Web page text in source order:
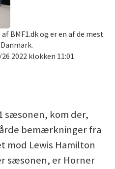
BMF1.dk og er en af de mest
26 2022 klokken 11:01
sæsonen, kom der,
bemærkninger fra
mod Lewis Hamilton
sæsonen, er Horner